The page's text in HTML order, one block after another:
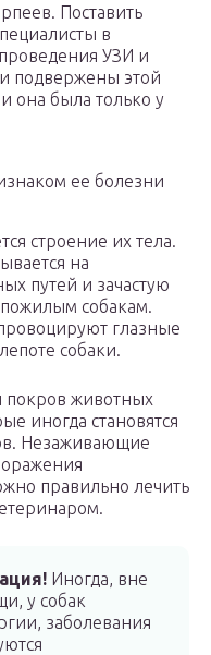
Поставить
в
УЗИ и
подвержены этой
она была только у
ее болезни
строение их тела.
на
путей и зачастую
собакам.
глазные
собаки.
покров животных
иногда становятся
Незаживающие
правильно лечить
Иногда, вне
у собак
заболевания